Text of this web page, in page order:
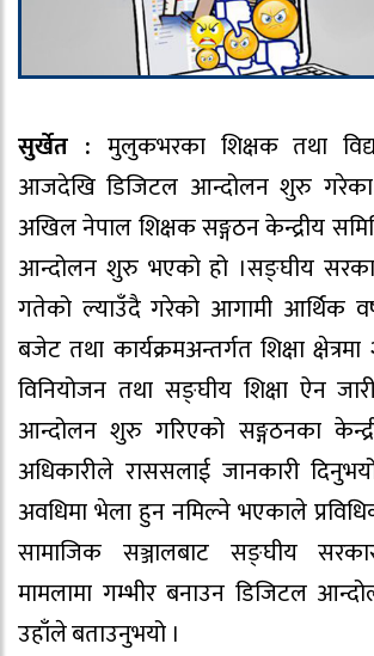
सुर्खेत : मुलुकभरका शिक्षक तथा
आजदेखि डिजिटल आन्दोलन शुरु
अखिल नेपाल शिक्षक सङ्गठन केन्द्रीय
आन्दोलन शुरु भएको हो ।सङ्घीय
गतेको ल्याउँदै गरेको आगामी आर्थिक
बजेट तथा कार्यक्रमअन्तर्गत शिक्षा
विनियोजन तथा सङ्घीय शिक्षा ऐन
आन्दोलन शुरु गरिएको सङ्गठनका
अधिकारीले राससलाई जानकारी
अवधिमा भेला हुन नमिल्ने भएकाले
सामाजिक सञ्जालबाट सङ्घीय
मामलामा गम्भीर बनाउन डिजिटल
उहाँले बताउनुभयो ।